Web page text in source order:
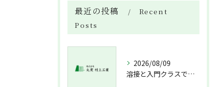
最近の投稿
Recent
Posts
2026/08/09
溶接と入門クラスで配管技術を身につける未経験経験不問の北海道札幌市新冠郡新冠町ガイド